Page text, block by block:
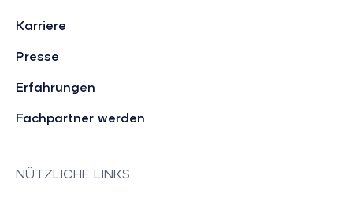
Karriere
Presse
Erfahrungen
Fachpartner werden
NÜTZLICHE LINKS